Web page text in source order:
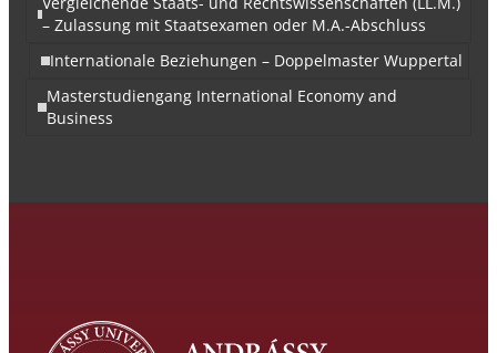
– Zulassung mit Staatsexamen oder M.A.-Abschluss
Internationale Beziehungen – Doppelmaster Wuppertal
Masterstudiengang International Economy and
Business